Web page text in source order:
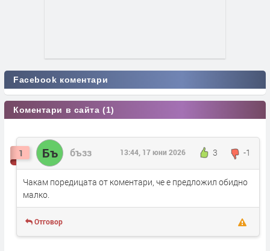
Facebook коментари
Коментари в сайта (1)
1 Бъ бъзз 3 -1
13:44, 17 юни 2026
Чакам поредицата от коментари, че е предложил обидно
малко.
Отговор